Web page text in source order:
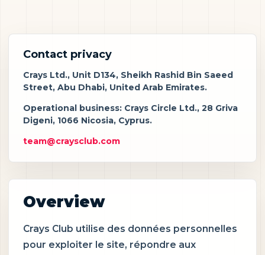
Contact privacy
Crays Ltd., Unit D134, Sheikh Rashid Bin Saeed
Street, Abu Dhabi, United Arab Emirates.
Operational business: Crays Circle Ltd., 28 Griva
Digeni, 1066 Nicosia, Cyprus.
team@craysclub.com
Overview
Crays Club utilise des données personnelles
pour exploiter le site, répondre aux